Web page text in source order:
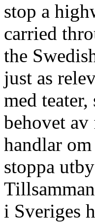
stop a
carried
the
just as
med
behovet
handlar
stoppa
i Sveriges